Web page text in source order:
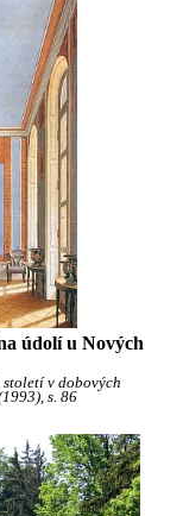
údolí u Nových
v dobových
s. 86